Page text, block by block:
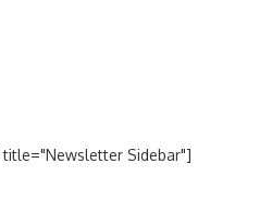
Sidebar"]